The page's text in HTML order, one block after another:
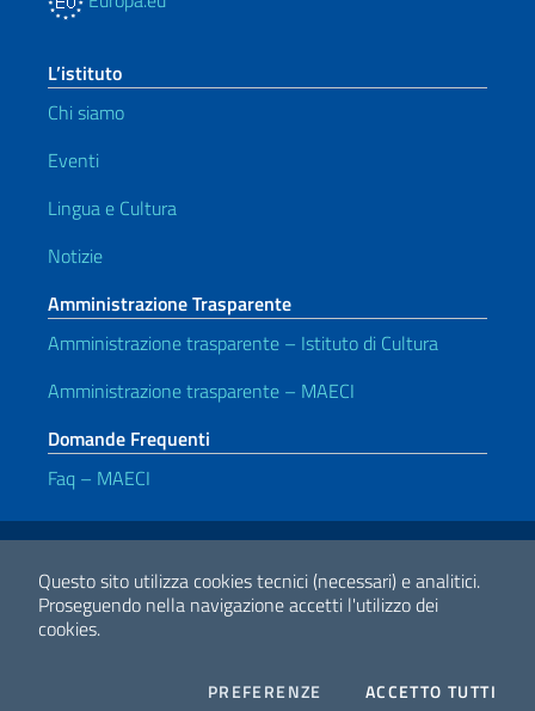
Questo sito utilizza cookies tecnici (necessari) e analitici.
Proseguendo nella navigazione accetti l'utilizzo dei
cookies.
PREFERENZE COOKIESACCETTO TUTTI
L’istituto
Chi siamo
Eventi
Lingua e Cultura
Notizie
Amministrazione Trasparente
Amministrazione trasparente – Istituto di Cultura
Amministrazione trasparente – MAECI
Domande Frequenti
Faq – MAECI
Link Utili